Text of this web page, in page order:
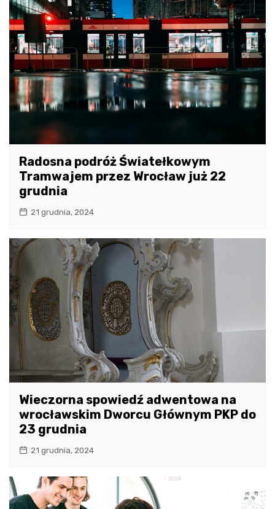
Radosna podróż Światełkowym
Tramwajem przez Wrocław już 22
grudnia
21 grudnia, 2024
Wieczorna spowiedź adwentowa na
wrocławskim Dworcu Głównym PKP do
23 grudnia
21 grudnia, 2024